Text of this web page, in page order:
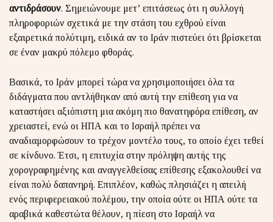
αντιδράσουν. Σημειώνουμε μετ’ επιτάσεως ότι η συλλογή
πληροφοριών σχετικά με την στάση του εχθρού είναι
εξαιρετικά πολύτιμη, ειδικά αν το Ιράν πιστεύει ότι βρίσκεται
σε έναν μακρύ πόλεμο φθοράς.
Βασικά, το Ιράν μπορεί τώρα να χρησιμοποιήσει όλα τα
διδάγματα που αντλήθηκαν από αυτή την επίθεση για να
καταστήσει αξιόπιστη μια ακόμη πιο θανατηφόρα επίθεση, αν
χρειαστεί, ενώ οι ΗΠΑ και το Ισραήλ πρέπει να
αναδιαμορφώσουν το τρέχον μοντέλο τους, το οποίο έχει τεθεί
σε κίνδυνο. Έτσι, η επιτυχία στην πρόληψη αυτής της
χορογραφημένης και αναγγελθείσας επίθεσης εξακολουθεί να
είναι πολύ δαπανηρή. Επιπλέον, καθώς πλησιάζει η απειλή
ενός περιφερειακού πολέμου, την οποία ούτε οι ΗΠΑ ούτε τα
αραβικά καθεστώτα θέλουν, η πίεση στο Ισραήλ να